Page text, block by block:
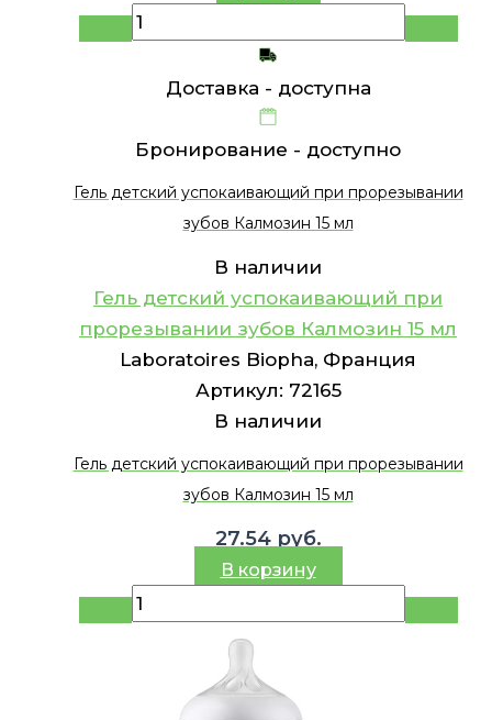
Доставка - доступна
Бронирование - доступно
Гель детский успокаивающий при прорезывании
зубов Калмозин 15 мл
В наличии
Гель детский успокаивающий при
прорезывании зубов Калмозин 15 мл
Laboratoires Biopha, Франция
Артикул: 72165
В наличии
Гель детский успокаивающий при прорезывании
зубов Калмозин 15 мл
27.54 руб.
В корзину